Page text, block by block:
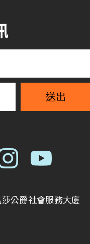
送出
公爵社會服務大廈